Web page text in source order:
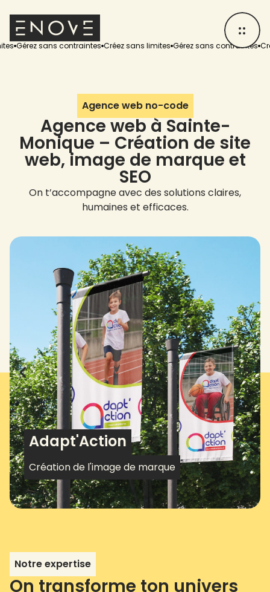
sans contraintes Créez sans limites Gérez sans contraintes Créez
Agence web no-code
Agence web à Sainte-
Monique – Création de site
web, image de marque et
SEO
On t’accompagne avec des solutions claires,
humaines et efficaces.
Adapt'Action
Création de l'image de marque
Notre expertise
On transforme ton univers